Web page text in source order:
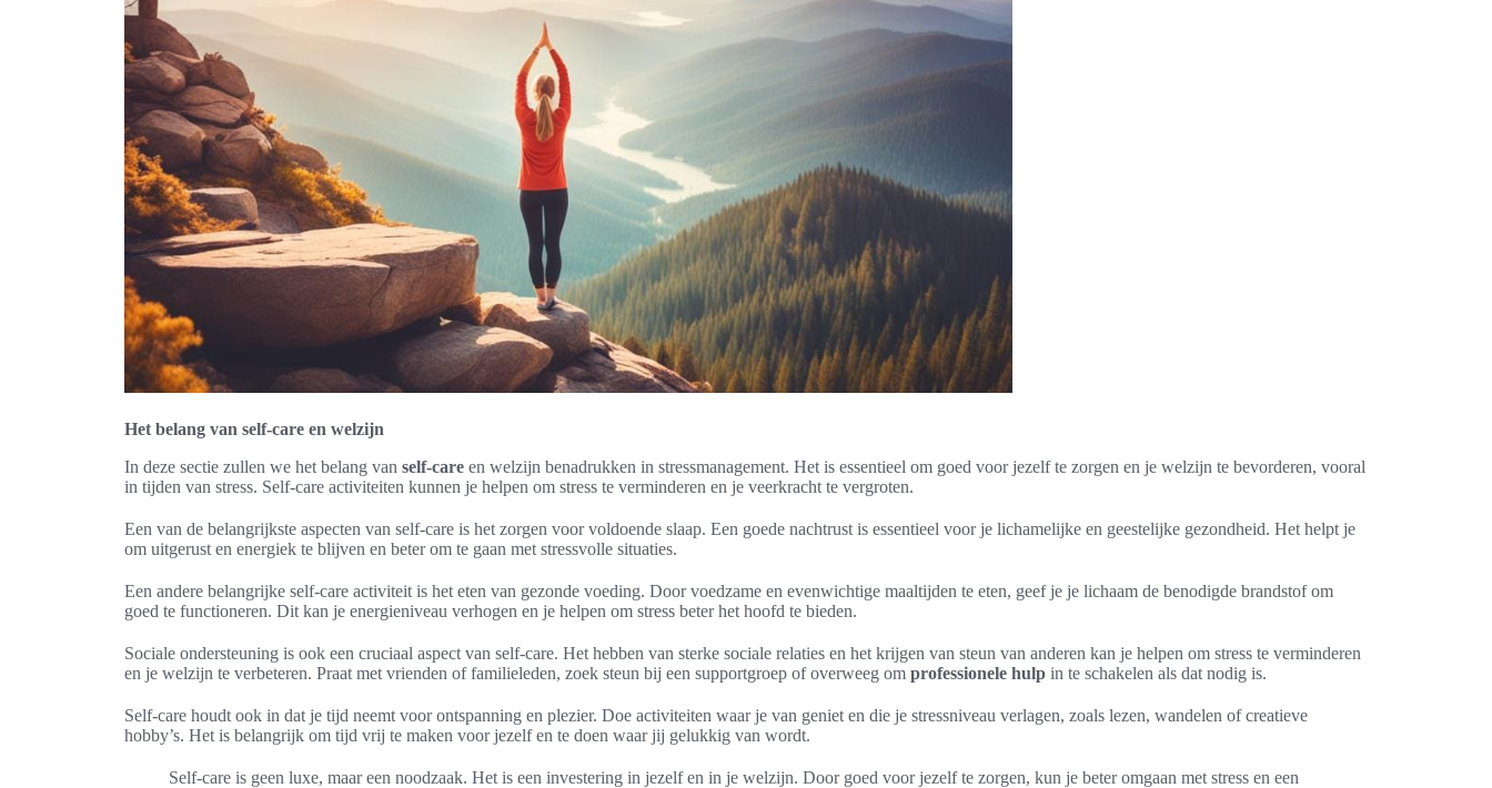
Het belang van self-care en welzijn
In deze sectie zullen we het belang van self-care en welzijn benadrukken in stressmanagement. Het is essentieel om goed voor jezelf te zorgen en je welzijn te bevorderen, vooral
in tijden van stress. Self-care activiteiten kunnen je helpen om stress te verminderen en je veerkracht te vergroten.
Een van de belangrijkste aspecten van self-care is het zorgen voor voldoende slaap. Een goede nachtrust is essentieel voor je lichamelijke en geestelijke gezondheid. Het helpt je
om uitgerust en energiek te blijven en beter om te gaan met stressvolle situaties.
Een andere belangrijke self-care activiteit is het eten van gezonde voeding. Door voedzame en evenwichtige maaltijden te eten, geef je je lichaam de benodigde brandstof om
goed te functioneren. Dit kan je energieniveau verhogen en je helpen om stress beter het hoofd te bieden.
Sociale ondersteuning is ook een cruciaal aspect van self-care. Het hebben van sterke sociale relaties en het krijgen van steun van anderen kan je helpen om stress te verminderen
en je welzijn te verbeteren. Praat met vrienden of familieleden, zoek steun bij een supportgroep of overweeg om professionele hulp in te schakelen als dat nodig is.
Self-care houdt ook in dat je tijd neemt voor ontspanning en plezier. Doe activiteiten waar je van geniet en die je stressniveau verlagen, zoals lezen, wandelen of creatieve
hobby’s. Het is belangrijk om tijd vrij te maken voor jezelf en te doen waar jij gelukkig van wordt.
Self-care is geen luxe, maar een noodzaak. Het is een investering in jezelf en in je welzijn. Door goed voor jezelf te zorgen, kun je beter omgaan met stress en een